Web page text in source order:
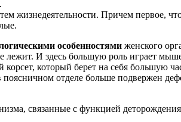
жизнедеятельности. Причем первое,
особенностями женского
лежит. И здесь большую роль играет
который берет на себя большую
отделе больше подвержен
связанные с функцией